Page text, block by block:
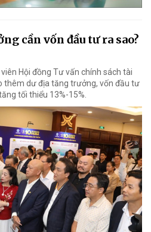
cần vốn đầu tư ra sao?
Hội đồng Tư vấn chính sách tài
thêm dư địa tăng trưởng, vốn đầu tư
tối thiểu 13%-15%.